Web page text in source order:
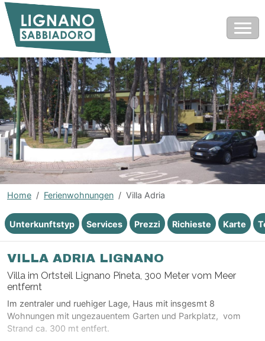
Home Ferienwohnungen Villa Adria
VILLA ADRIA LIGNANO
Villa im Ortsteil Lignano Pineta, 300 Meter vom Meer
entfernt
Im zentraler und ruehiger Lage, Haus mit insgesmt 8
Wohnungen mit ungezauentem Garten und Parkplatz, vom
Strand ca. 300 mt entfert.
Unterkunftstyp Services Prezzi Richieste Karte